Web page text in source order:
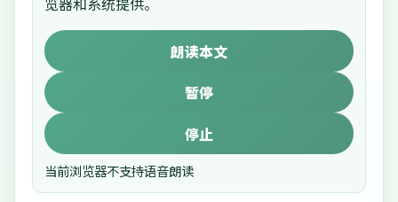
朗读本文
暂停
停止
当前浏览器不支持语音朗读